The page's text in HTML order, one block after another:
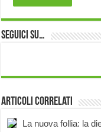
Seguici su…
Articoli correlati
La nuova follia: la